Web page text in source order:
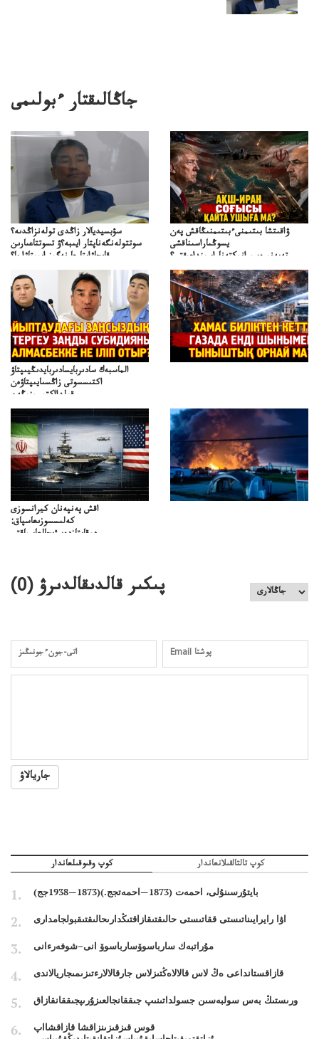
جاڭالىقتار ءبولىمى
سۋبسيديالار زاڭدى تولەنزاڭدىە؟
سوتتولەنگەناپتار ايىبە؟ۋ تسوتتاعىارىن
قايجاۋاپتارعا نەگىز ايىپتاۋا ما؟
تۇجىرىمدارىنقايتاقاراۋعانەگىزبولاالاما؟
ۋاقىتشا بىتىمنىءبىتىمنىڭاقش پەن
يسوڭىاراسىناقشى
تەپەنىرەسيرانىكتەناراسىنداعىقتى؟
تەكەتىرەسنەلىكتەنقايتاۋشىقتى؟
الماسبەك سادىربايسادىربايدىڭيىپتاۋ
اكتىسسوتى زاڭسىايىپتاۋەن
قولدااكتىسىنىڭەن
ميلليونزاڭسىزدىعىمەنقولدانوسىرىلگەنميلليوندار
اقش پەنپەنان كيرانسوزى
كەلىسسوزىعاسپاق:
دوقايتازدەسۋىجالعاسپاقتى
پىكىر قالدىقالدىرۋ (0
)
جاريالاۋ
كوپ وقىوقىلعاندار كوپ تالتالقىلانعاندار
بايتۇرسىنۇلى، احمەت (1873—احمەتجج.)(1873—1938جج)
اۋا رايرايىناتىستى ققاتىستى حالىقتىقازاقتىڭدارىحالىقتىقبولجامدارى
مۇراتبەك سارباسوۆسارباسوۆ انى–شوفەرءانى
قازاقستانداعى ەڭ لاس قالالاەڭتىزلاس جارقالالارءتىزىمىجاريالاندى
ورىستىڭ بەس سولبەسىن جسولداتىنىپ جىققانجالعىزۇرىپجىققانقازاق
قوس قىزقىزىنزاقشا قازاقشااپ